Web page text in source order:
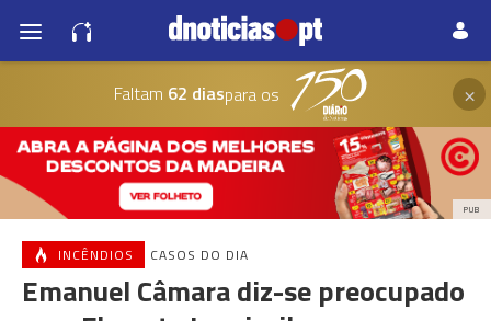
Faltam 62 diaspara os ×
PUB
INCÊNDIOS CASOS DO DIA
Emanuel Câmara diz-se preocupado